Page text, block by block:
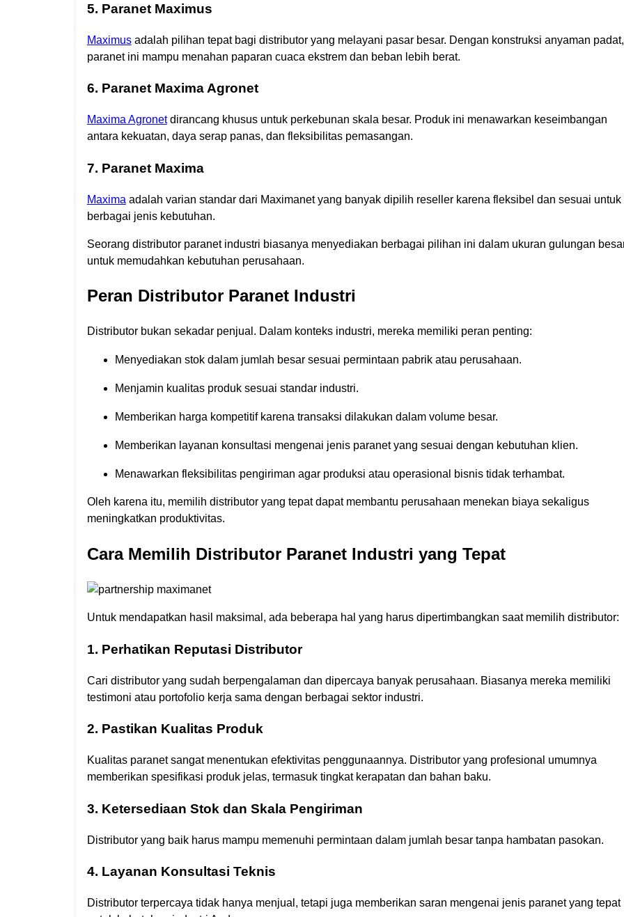
5. Paranet Maximus
Maximusadalah pilihan tepat bagi distributor yang melayani pasar besar. Dengan konstruksi anyaman padat,
paranet ini mampu menahan paparan cuaca ekstrem dan beban lebih berat.
6. Paranet Maxima Agronet
Maxima Agronetdirancang khusus untuk perkebunan skala besar. Produk ini menawarkan keseimbangan
antara kekuatan, daya serap panas, dan fleksibilitas pemasangan.
7. Paranet Maxima
Maxima adalah varian standar dari Maximanet yang banyak dipilih reseller karena fleksibel dan sesuai untuk
berbagai jenis kebutuhan.
Seorang distributor paranet industri biasanya menyediakan berbagai pilihan ini dalam ukuran gulungan
untuk memudahkan kebutuhan perusahaan.
Peran Distributor Paranet Industri
Distributor bukan sekadar penjual. Dalam konteks industri, mereka memiliki peran penting:
Menyediakan stok dalam jumlah besar sesuai permintaan pabrik atau perusahaan.
Menjamin kualitas produk sesuai standar industri.
Memberikan harga kompetitif karena transaksi dilakukan dalam volume besar.
Memberikan layanan konsultasi mengenai jenis paranet yang sesuai dengan kebutuhan klien.
Menawarkan fleksibilitas pengiriman agar produksi atau operasional bisnis tidak terhambat.
Oleh karena itu, memilih distributor yang tepat dapat membantu perusahaan menekan biaya sekaligus
meningkatkan produktivitas.
Cara Memilih Distributor Paranet Industri yang Tepat
Untuk mendapatkan hasil maksimal, ada beberapa hal yang harus dipertimbangkan saat memilih distributor:
1. Perhatikan Reputasi Distributor
Cari distributor yang sudah berpengalaman dan dipercaya banyak perusahaan. Biasanya mereka memiliki
testimoni atau portofolio kerja sama dengan berbagai sektor industri.
2. Pastikan Kualitas Produk
Kualitas paranet sangat menentukan efektivitas penggunaannya. Distributor yang profesional umumnya
memberikan spesifikasi produk jelas, termasuk tingkat kerapatan dan bahan baku.
3. Ketersediaan Stok dan Skala Pengiriman
Distributor yang baik harus mampu memenuhi permintaan dalam jumlah besar tanpa hambatan pasokan.
4. Layanan Konsultasi Teknis
Distributor terpercaya tidak hanya menjual, tetapi juga memberikan saran mengenai jenis paranet yang tepat